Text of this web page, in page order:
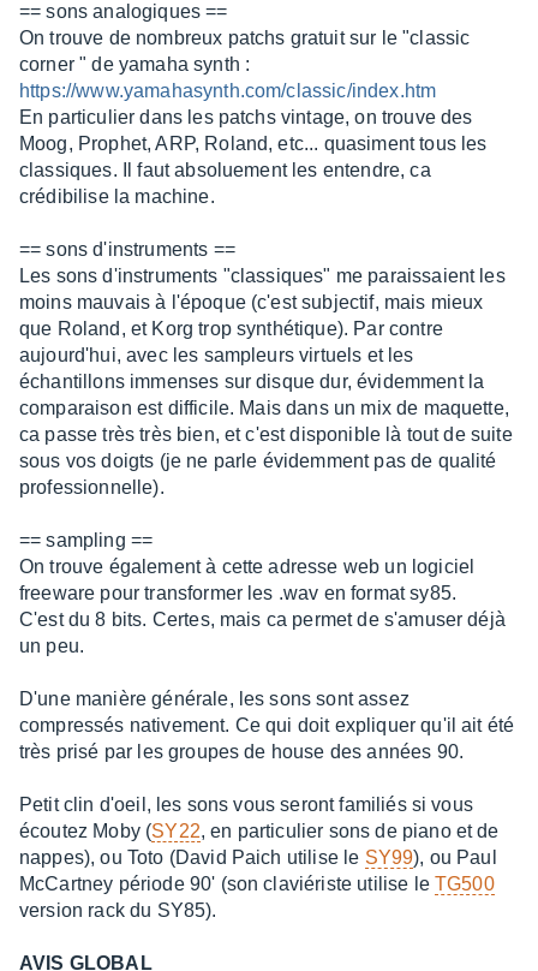
== sons analogiques ==
On trouve de nombreux patchs gratuit sur le "classic
corner " de yamaha synth :
https://www.yamahasynth.com/classic/index.htm
En particulier dans les patchs vintage, on trouve des
Moog, Prophet, ARP, Roland, etc... quasiment tous les
classiques. Il faut absoluement les entendre, ca
crédibilise la machine.
== sons d'instruments ==
Les sons d'instruments "classiques" me paraissaient les
moins mauvais à l'époque (c'est subjectif, mais mieux
que Roland, et Korg trop synthétique). Par contre
aujourd'hui, avec les sampleurs virtuels et les
échantillons immenses sur disque dur, évidemment la
comparaison est difficile. Mais dans un mix de maquette,
ca passe très très bien, et c'est disponible là tout de suite
sous vos doigts (je ne parle évidemment pas de qualité
professionnelle).
== sampling ==
On trouve également à cette adresse web un logiciel
freeware pour transformer les .wav en format sy85.
C'est du 8 bits. Certes, mais ca permet de s'amuser déjà
un peu.
D'une manière générale, les sons sont assez
compressés nativement. Ce qui doit expliquer qu'il ait été
très prisé par les groupes de house des années 90.
Petit clin d'oeil, les sons vous seront familiés si vous
écoutez Moby (SY22, en particulier sons de piano et de
nappes), ou Toto (David Paich utilise le SY99), ou Paul
McCartney période 90' (son claviériste utilise leTG500
version rack du SY85).
AVIS GLOBAL